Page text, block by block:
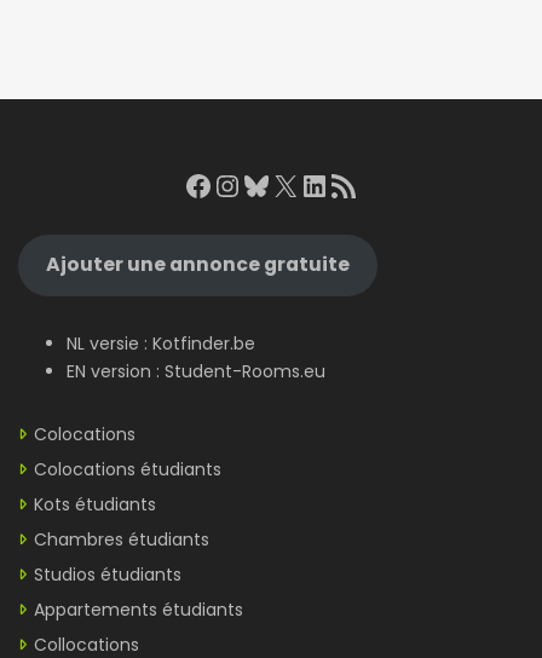
Facebook
Instagram
Bluesky
X LinkedIn
RSS Feed
Ajouter une annonce gratuite
NL versie : Kotfinder.be
EN version : Student-Rooms.eu
Colocations
Colocations étudiants
Kots étudiants
Chambres étudiants
Studios étudiants
Appartements étudiants
Collocations